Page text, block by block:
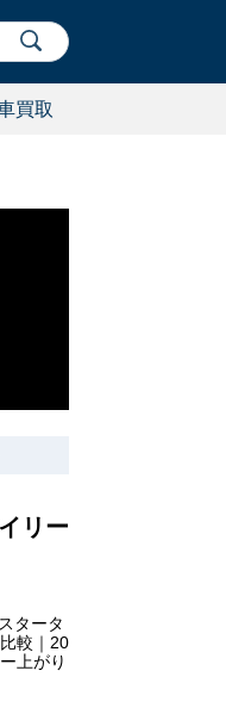
買取
リー
タータ
較｜20
上がり